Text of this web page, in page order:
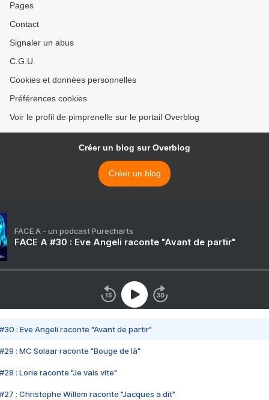
Pages
Contact
Signaler un abus
C.G.U.
Cookies et données personnelles
Préférences cookies
Voir le profil de pimprenelle sur le portail Overblog
Créer un blog sur Overblog
Créer un blog
FACE A - un podcast Purecharts
FACE A #30 : Eve Angeli raconte "Avant de partir"
#30 : Eve Angeli raconte "Avant de partir"
#29 : MC Solaar raconte "Bouge de là"
#28 : Lorie raconte "Je vais vite"
#27 : Christophe Willem raconte "Jacques a dit"